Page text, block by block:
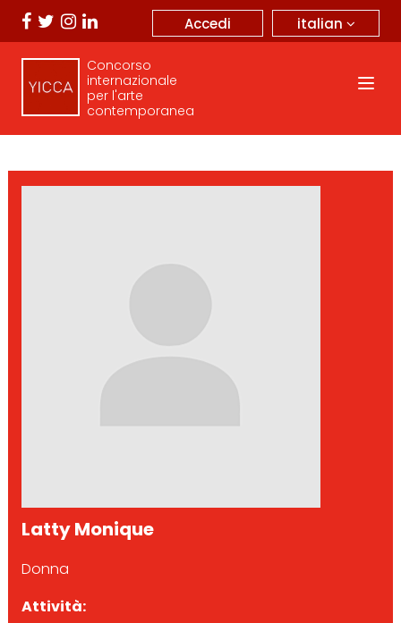
italian
Accedi
Concorso
internazionale
per l'arte
contemporanea
Latty Monique
Donna
Attività: